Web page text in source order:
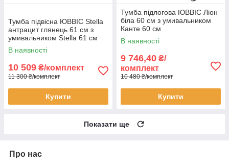
Тумба підвісна ЮВВІС Stella
антрацит глянець 61 см з
умивальником Stella 61 см
В наявності
10 509 ₴/комплект
11 300 ₴/комплект
Купити
Тумба підлогова ЮВВІС Ліон
біла 60 см з умивальником
Канте 60 см
В наявності
9 746,40 ₴/
комплект
10 480 ₴/комплект
Купити
Показати ще
Про нас